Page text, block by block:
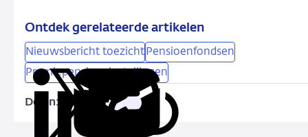
Ontdek gerelateerde artikelen
Nieuwsbericht toezichtPensioenfondsen
Premiepensioeninstellingen
Delen:
Deel
via
DeelDeelKopieer